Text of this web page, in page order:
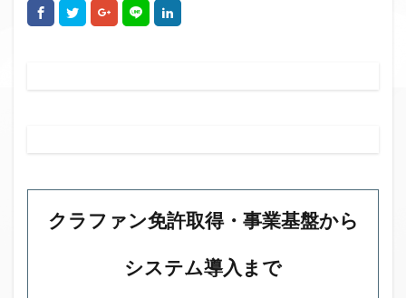
クラファン免許取得・事業基盤から
システム導入まで